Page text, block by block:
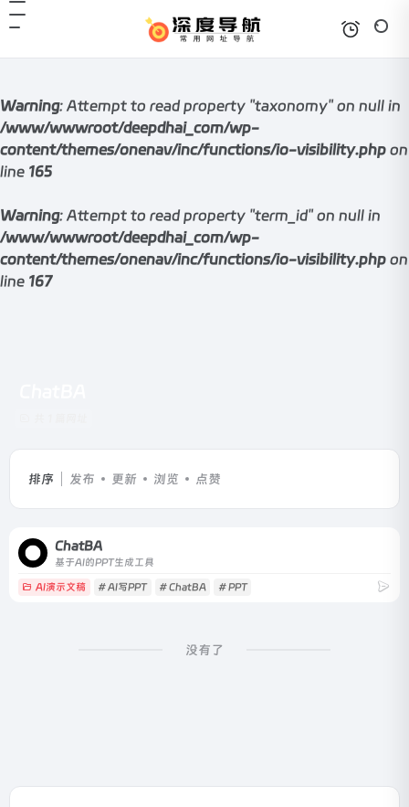
Warning: Attempt to read property "taxonomy" on null in
/www/wwwroot/deepdhai_com/wp-
content/themes/onenav/inc/functions/io-visibility.php on
line 165
Warning: Attempt to read property "term_id" on null in
/www/wwwroot/deepdhai_com/wp-
content/themes/onenav/inc/functions/io-visibility.php on
line 167
排序 发布 更新 浏览 点赞
ChatBA
基于AI的PPT生成工具
AI演示文稿 # AI写PPT # ChatBA # PPT
没有了